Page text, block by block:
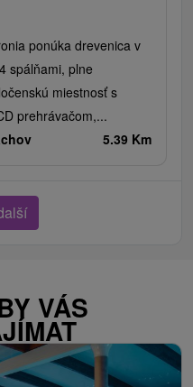
ponúka drevenica v
spálňami, plne
miestnosť s
prehrávačom,...
5.39 Km
VÁS